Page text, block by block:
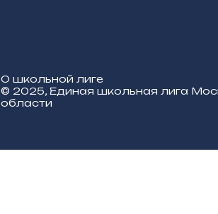
О школьной лиге
© 2025, Единая школьная лига
области